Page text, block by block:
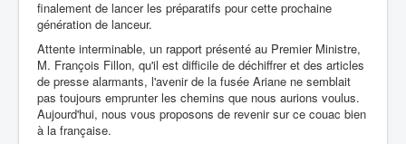
finalement de lancer les préparatifs pour cette prochaine
génération de lanceur.
Attente interminable, un rapport présenté au Premier Ministre,
M. François Fillon, qu'il est difficile de déchiffrer et des articles
de presse alarmants, l'avenir de la fusée Ariane ne semblait
pas toujours emprunter les chemins que nous aurions voulus.
Aujourd'hui, nous vous proposons de revenir sur ce couac bien
à la française.